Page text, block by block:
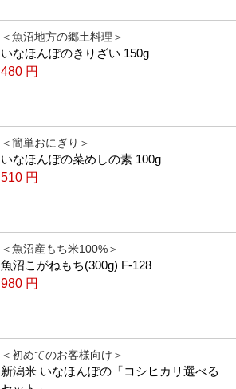
＜魚沼地方の郷土料理＞
いなほんぽのきりざい 150g
480 円
＜簡単おにぎり＞
いなほんぽの菜めしの素 100g
510 円
＜魚沼産もち米100%＞
魚沼こがねもち(300g) F-128
980 円
＜初めてのお客様向け＞
新潟米 いなほんぽの「コシヒカリ選べる